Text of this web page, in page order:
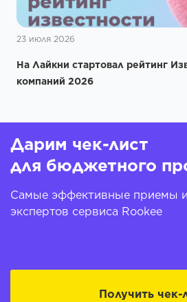
23 июля 2026
На Лайкни стартовал рейтинг
компаний 2026
Дарим чек-лист
для бюджетного
Самые эффективные приемы
экспертов сервиса Rookee
Получить чек-